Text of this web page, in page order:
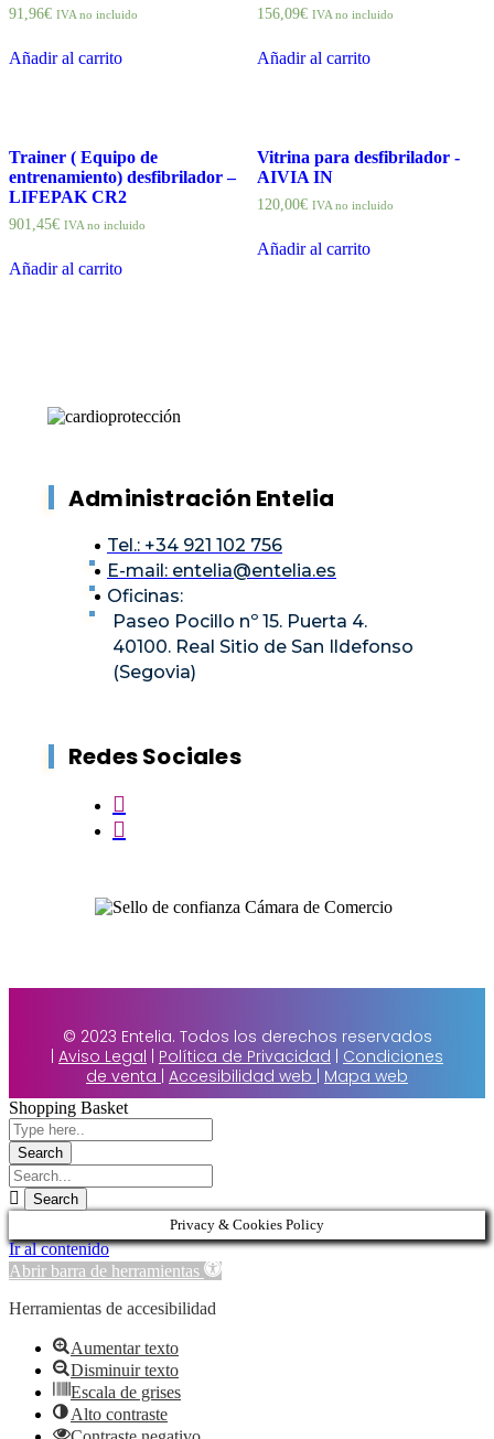
91,96€ IVA no incluido
Añadir al carrito
156,09€ IVA no incluido
Añadir al carrito
Trainer ( Equipo de
entrenamiento) desfibrilador –
LIFEPAK CR2
901,45€ IVA no incluido
Añadir al carrito
Vitrina para desfibrilador -
AIVIA IN
120,00€ IVA no incluido
Añadir al carrito
Administración Entelia
Tel.: +34 921 102 756
E-mail: entelia@entelia.es
Oficinas:
Paseo Pocillo nº 15. Puerta 4.
40100. Real Sitio de San Ildefonso
(Segovia)
Redes Sociales
© 2023 Entelia. Todos los derechos reservados
| Aviso Legal | Política de Privacidad | Condiciones
de venta | Accesibilidad web | Mapa web
Shopping Basket
Privacy & Cookies Policy
Ir al contenido
Abrir barra de herramientas
Herramientas de accesibilidad
Aumentar texto
Disminuir texto
Escala de grises
Alto contraste